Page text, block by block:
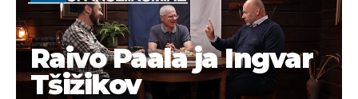
Raivo Paala ja Ingvar
Tšižikov